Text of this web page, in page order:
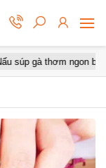
gà thơm ngon bổ